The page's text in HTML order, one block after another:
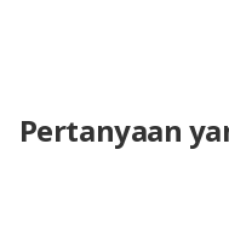
Pertanyaan